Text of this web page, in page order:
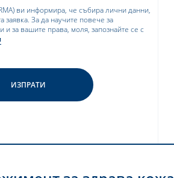
ви информира, че събира лични данни,
За да научите повече за
и за вашите права, моля, запознайте се с